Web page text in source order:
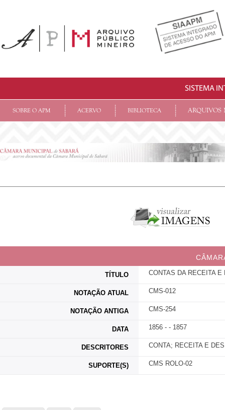
SISTEMA
SOBRE O APM ACERVO BIBLIOTECA ARQUIVOS
TÍTULO CONTAS DA RECEITA
NOTAÇÃO ATUAL CMS-012
NOTAÇÃO ANTIGA CMS-254
DATA 1856 - - 1857
DESCRITORES CONTA; RECEITA E
SUPORTE(S) CMS ROLO-02